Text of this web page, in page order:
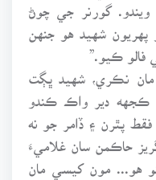
گورنر جي چوڻ
شهيد هو جنهن
فالو ڪيو.”
مان نڪري، شهيد ڀڳت
دير واڪ ڪندو
پٿرن ۽ ڏامر جو نه
حاڪمن سان غلاميءَ
هو... مون کيسي مان